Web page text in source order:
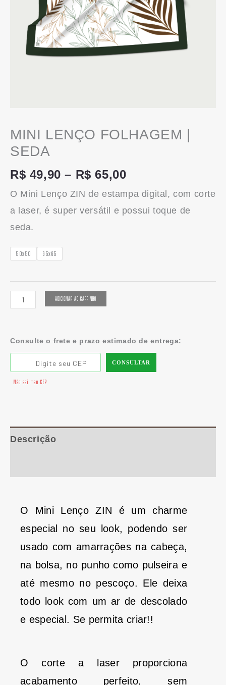
MINI LENÇO FOLHAGEM |
SEDA
R$ 49,90 – R$ 65,00
O Mini Lenço ZIN de estampa digital, com corte
a laser, é super versátil e possui toque de
seda.
50x50 65x65
ADICIONAR AO CARRINHO
Consulte o frete e prazo estimado de entrega:
CONSULTAR
Não sei meu CEP
Descrição
O Mini Lenço ZIN é um charme
especial no seu look, podendo ser
usado com amarrações na cabeça,
na bolsa, no punho como pulseira e
até mesmo no pescoço. Ele deixa
todo look com um ar de descolado
e especial. Se permita criar!!
O corte a laser proporciona
acabamento perfeito, sem